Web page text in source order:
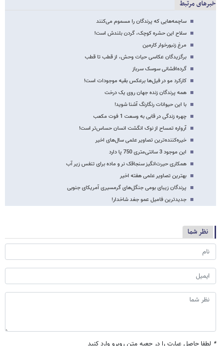
خبرهای مرتبط
ساچمه‌هایی که پرندگان را مسموم می‌کنند
سلاح این حشره کوچک، گردن بلندش است!
مرغ زنبورخوار کارمین
برگزیدگان عکاسی حیات وحش، از قطب تا قطب
گرده‌افشانی سوسک سرباز
کارکرد مو در فیل‌ها برعکس بقیه موجودات است!
همه پرندگان زنده جهان روی یک درخت
با این حیوانات رنگارنگ آشنا شوید!
چهره زندگی در قابی به وسعت 1 فوت مکعب
آرواره تمساح از نوک انگشت انسان حساس‌تر است!
خیره‌کننده‌ترین تصاویر علمی سال‌های اخیر
این موجود 3 سانتی‌متری 750 پا دارد
همکاری حیرت‌انگیز سنجاقک نر و ماده برای تنفس زیر آب
بهترین تصاویر علمی هفته اخیر
پرندگان زیبای بومی جنگل‌های گرمسیری آمریکای جنوبی
جدیدترین فامیل عمو جغد شاخدار!
نظر شما